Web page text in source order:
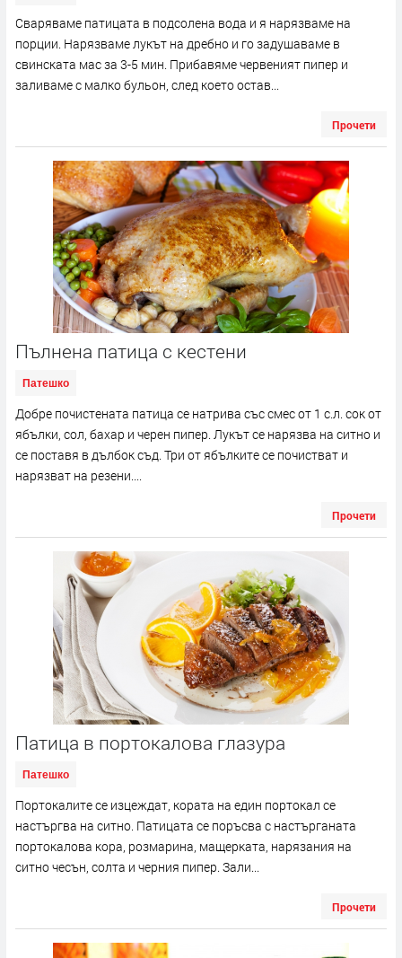
Сваряваме патицата в подсолена вода и я нарязваме на
порции. Нарязваме лукът на дребно и го задушаваме в
свинската мас за 3-5 мин. Прибавяме червеният пипер и
заливаме с малко бульон, след което остав...
Прочети
Пълнена патица с кестени
Патешко
Добре почистената патица се натрива със смес от 1 с.л. сок от
ябълки, сол, бахар и черен пипер. Лукът се нарязва на ситно и
се поставя в дълбок съд. Три от ябълките се почистват и
нарязват на резени....
Прочети
Патица в портокалова глазура
Патешко
Портокалите се изцеждат, кората на един портокал се
настъргва на ситно. Патицата се поръсва с настърганата
портокалова кора, розмарина, мащерката, нарязания на
ситно чесън, солта и черния пипер. Зали...
Прочети